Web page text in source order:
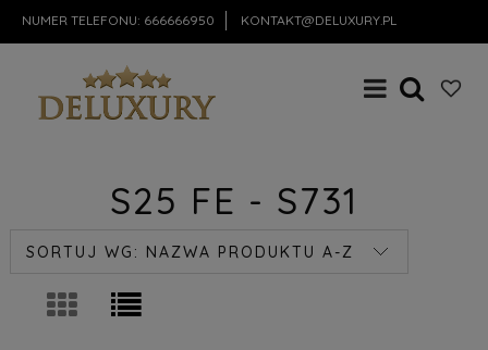
NUMER TELEFONU: 666666950 KONTAKT@DELUXURY.PL
S25 FE - S731
SORTUJ WG: NAZWA PRODUKTU A-Z